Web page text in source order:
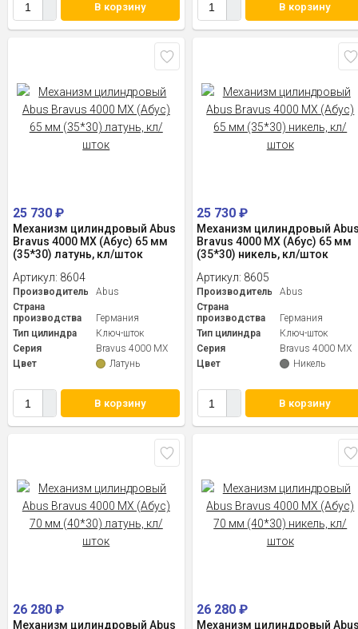
В корзину В корзину
25 730 ₽
Механизм цилиндровый Abus
Bravus 4000 MX (Абус) 65 мм
(35*30) латунь, кл/шток
Артикул: 8604
Производитель
Abus
Страна
производства
Германия
Тип цилиндра
Ключ-шток
Серия
Bravus 4000 MX
Цвет
Латунь
В корзину
25 730₽
Механизм цилиндровый
Bravus 4000 MX (Абус) 65 мм
(35*30) никель, кл/шток
Артикул: 8605
Производитель
Abus
Страна
производства
Германия
Тип цилиндра
Ключ-шток
Серия
Bravus 4000 MX
Цвет
Никель
В корзину
26 280 ₽
Механизм цилиндровый Abus
26 280₽
Механизм цилиндровый